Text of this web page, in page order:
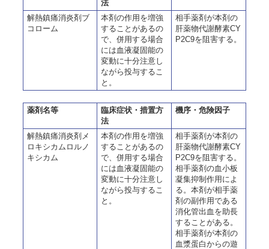
法
解熱鎮痛消炎剤ブ
コローム
本剤の作用を増強
することがあるの
で、併用する場合
には血液凝固能の
変動に十分注意し
ながら投与するこ
と。
相手薬剤が本剤の
肝薬物代謝酵素CY
P2C9を阻害する。
薬剤名等
臨床症状・措置方
法
機序・危険因子
解熱鎮痛消炎剤メ
ロキシカムロルノ
キシカム
本剤の作用を増強
することがあるの
で、併用する場合
には血液凝固能の
変動に十分注意し
ながら投与するこ
と。
相手薬剤が本剤の
肝薬物代謝酵素CY
P2C9を阻害する。
相手薬剤の血小板
凝集抑制作用によ
る。本剤が相手薬
剤の副作用である
消化管出血を助長
することがある。
相手薬剤が本剤の
血漿蛋白からの遊